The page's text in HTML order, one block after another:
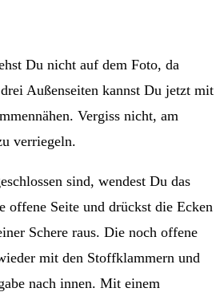
Du nicht auf dem Foto, da
Außenseiten kannst Du jetzt mit
Vergiss nicht, am
verriegeln.
sind, wendest Du das
offene Seite und drückst die Ecken
Schere raus. Die noch offene
mit den Stoffklammern und
nach innen. Mit einem